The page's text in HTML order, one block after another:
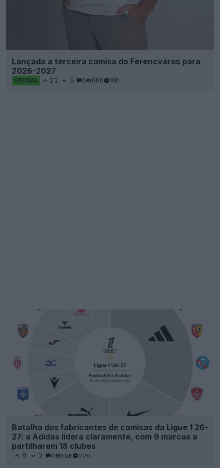
Lançada a terceira camisa do Ferencváros para
2026-2027
OFICIAL 21 5 0 660 16h
Batalha dos fabricantes de camisas da Ligue 1 26-
27: a Adidas lidera claramente, com 9 marcas a
partilharem 18 clubes
9 2 0 1.9K 22h